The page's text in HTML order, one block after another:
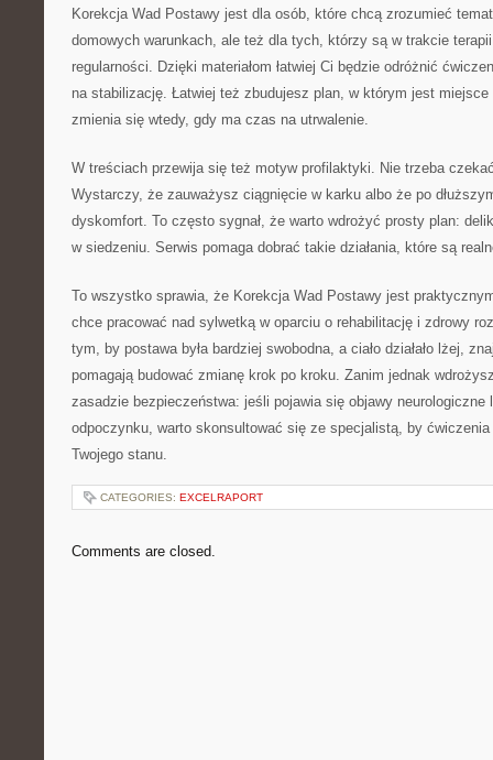
Korekcja Wad Postawy jest dla osób, które chcą zrozumieć
domowych warunkach, ale też dla tych, którzy są w trakcie
regularności. Dzięki materiałom łatwiej Ci będzie odróżnić
na stabilizację. Łatwiej też zbudujesz plan, w którym jest miejsce
zmienia się wtedy, gdy ma czas na utrwalenie.
W treściach przewija się też motyw profilaktyki. Nie trzeba
Wystarczy, że zauważysz ciągnięcie w karku albo że po
dyskomfort. To często sygnał, że warto wdrożyć prosty plan:
w siedzeniu. Serwis pomaga dobrać takie działania, które są
To wszystko sprawia, że Korekcja Wad Postawy jest
chce pracować nad sylwetką w oparciu o rehabilitację i zdrowy
tym, by postawa była bardziej swobodna, a ciało działało lżej,
pomagają budować zmianę krok po kroku. Zanim jednak
zasadzie bezpieczeństwa: jeśli pojawia się objawy neurologiczne
odpoczynku, warto skonsultować się ze specjalistą, by ćwiczenia
Twojego stanu.
CATEGORIES: EXCELRAPORT
Comments are closed.